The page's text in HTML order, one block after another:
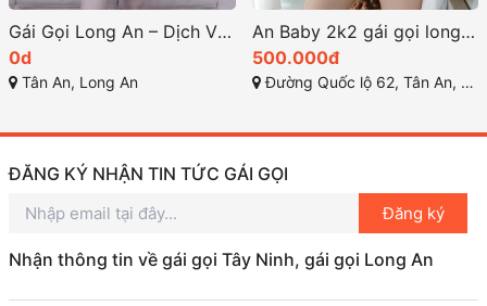
Gái Gọi Long An – Dịch Vụ Đặc Biệt Năm 2025
0d
Tân An, Long An
An Baby 2k2 gái gọi long an gợi cảm dễ thương
500.000đ
Đường Quốc lộ 62, Tân An, TP Long An
ĐĂNG KÝ NHẬN TIN TỨC GÁI GỌI
Đăng ký
Nhận thông tin về gái gọi Tây Ninh, gái gọi Long An